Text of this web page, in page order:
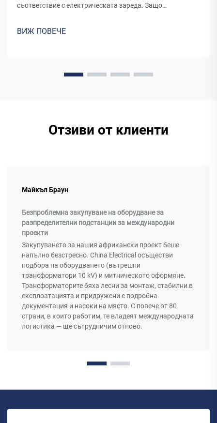
съответствие с електрическата зареда. Защо
на трансформаторите и електрическите зареди е
ВИЖ ПОВЕЧЕ
Отзиви от клиенти
Майкъл Браун
Безпроблемна закупуване на оборудване за
разпределителни подстанции за международни
проекти
Закупуването за нашия африкански проект беше
напълно безстресно. China Electrical осъществи
подбора на оборудването (вътрешни
трансформатори 10 kV) и митническото оформяне.
Трансформаторите бяха лесни за монтаж, стабилни в
експлоатацията и придружени с подробна
документация и насоки на място. С повече от 80
страни, в които работим, те владеят международната
логистика — ще сътрудничим отново.